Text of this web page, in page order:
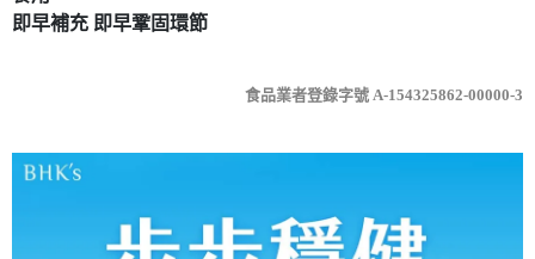
即早補充 即早鞏固環節
食品業者登錄字號 A-154325862-00000-3